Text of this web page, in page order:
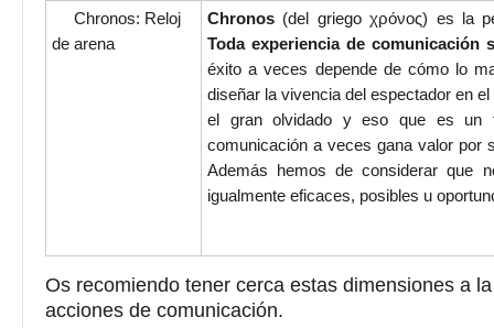
Chronos: Reloj
de arena
Chronos (del griego χρόνος) es la
Toda experiencia de comunicación
éxito a veces depende de cómo lo
diseñar la vivencia del espectador en
el gran olvidado y eso que es un
comunicación a veces gana valor por
Además hemos de considerar que
igualmente eficaces, posibles u
Os recomiendo tener cerca estas dimensiones a
acciones de comunicación.